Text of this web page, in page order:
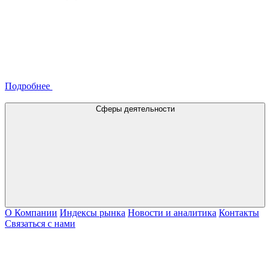
Подробнее
Сферы деятельности
О Компании Индексы рынка Новости и аналитика Контакты
Связаться с нами